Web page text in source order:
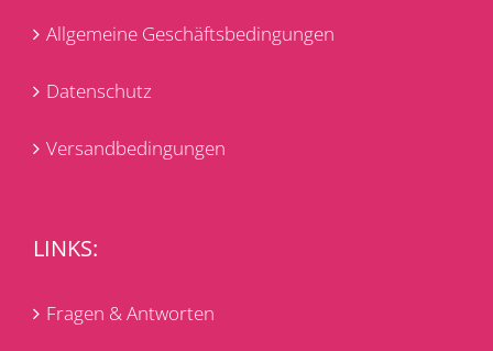
Allgemeine Geschäftsbedingungen
Datenschutz
Versandbedingungen
LINKS:
Fragen & Antworten